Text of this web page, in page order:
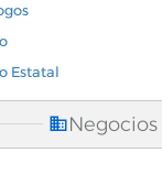
Estatal
Negocios